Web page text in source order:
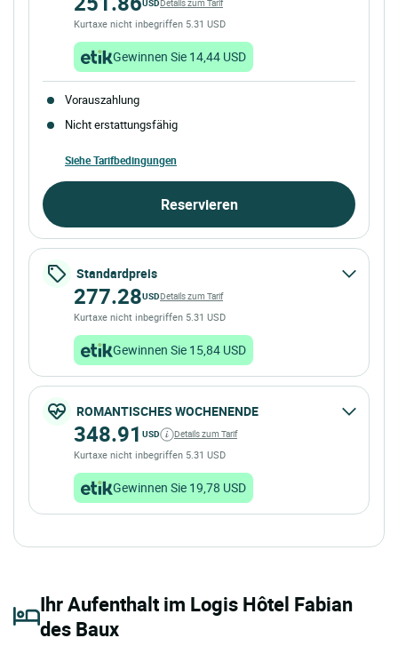
Kurtaxe nicht inbegriffen 5.31 USD
Gewinnen Sie 14,44 USD
Vorauszahlung
Nicht erstattungsfähig
Siehe Tarifbedingungen
Reservieren
Standardpreis
277.28USDDetails zum Tarif
Kurtaxe nicht inbegriffen 5.31 USD
Gewinnen Sie 15,84 USD
ROMANTISCHES WOCHENENDE
348.91 USD Details zum Tarif
Kurtaxe nicht inbegriffen 5.31 USD
Gewinnen Sie 19,78 USD
Ihr Aufenthalt im Logis Hôtel Fabian
des Baux